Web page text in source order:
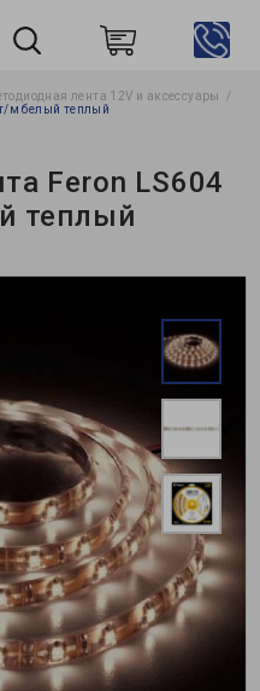
Пошук
лента 12V и аксессуары
м белый теплый
Feron LS604
теплый